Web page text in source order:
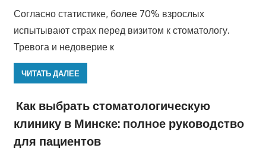
Согласно статистике, более 70% взрослых
испытывают страх перед визитом к стоматологу.
Тревога и недоверие к
ЧИТАТЬ ДАЛЕЕ
Как выбрать стоматологическую
клинику в Минске: полное руководство
для пациентов